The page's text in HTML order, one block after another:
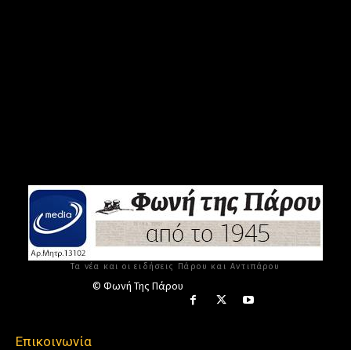
Τα νέα και οι ειδήσεις Πάρου και Αντιπάρου
© Φωνή Της Πάρου
Επικοινωνία